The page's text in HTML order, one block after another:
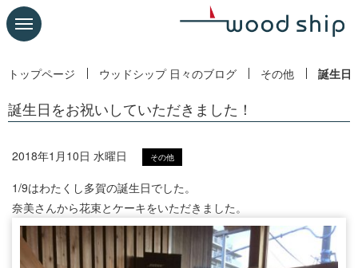
トップページ ウッドシップ 日々のブログ その他 誕生日
誕生日をお祝いしていただきました！
2018年1月10日 水曜日 その他
1/9はわたくし多賀の誕生日でした。
奈美さんから花束とケーキをいただきました。